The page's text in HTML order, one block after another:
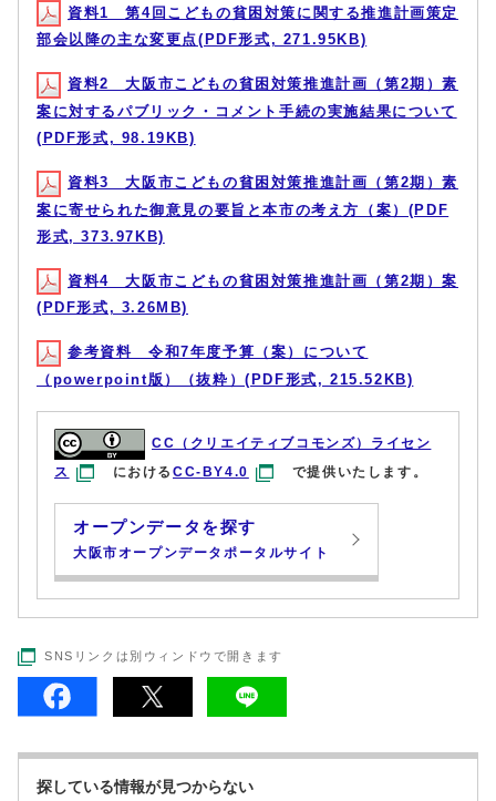
資料1 第4回こどもの貧困対策に関する推進計画策定
部会以降の主な変更点(PDF形式, 271.95KB)
資料2 大阪市こどもの貧困対策推進計画（第2期）素
案に対するパブリック・コメント手続の実施結果について
(PDF形式, 98.19KB)
資料3 大阪市こどもの貧困対策推進計画（第2期）素
案に寄せられた御意見の要旨と本市の考え方（案）(PDF
形式, 373.97KB)
資料4 大阪市こどもの貧困対策推進計画（第2期）案
(PDF形式, 3.26MB)
参考資料 令和7年度予算（案）について
（powerpoint版）（抜粋）(PDF形式, 215.52KB)
CC（クリエイティブコモンズ）ライセン
ス
におけるCC-BY4.0 で提供いたします。
オープンデータを探す
大阪市オープンデータポータルサイト
SNSリンクは別ウィンドウで開きます
探している情報が見つからない